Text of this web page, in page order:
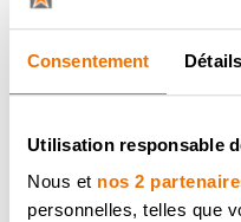
Consentement Détails
Utilisation responsable
Nous et nos 2
personnelles, telles que
À